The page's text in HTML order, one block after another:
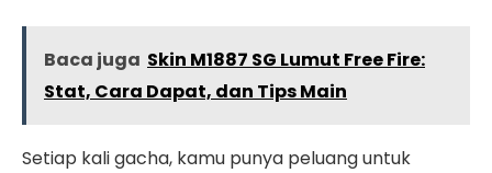
Baca juga Skin M1887 SG Lumut Free Fire:
Stat, Cara Dapat, dan Tips Main
Setiap kali gacha, kamu punya peluang untuk